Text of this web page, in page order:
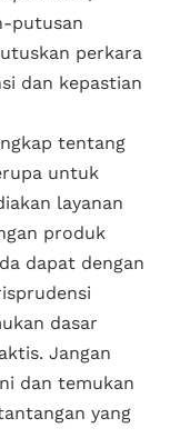
putusan
perkara
dan kepastian
tentang
untuk
layanan
produk
dapat dengan
dasar
Jangan
dan temukan
yang